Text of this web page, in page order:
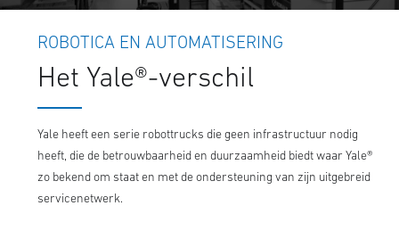
ROBOTICA EN AUTOMATISERING
Het Yale®-verschil
Yale heeft een serie robottrucks die geen infrastructuur nodig
heeft, die de betrouwbaarheid en duurzaamheid biedt waar Yale®
zo bekend om staat en met de ondersteuning van zijn uitgebreid
servicenetwerk.